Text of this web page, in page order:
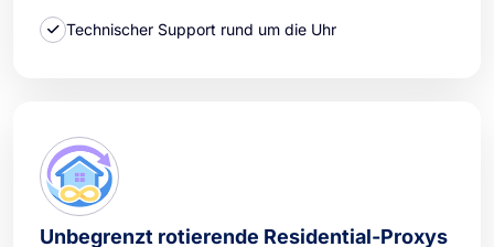
Technischer Support rund um die Uhr
Unbegrenzt rotierende Residential-Proxys